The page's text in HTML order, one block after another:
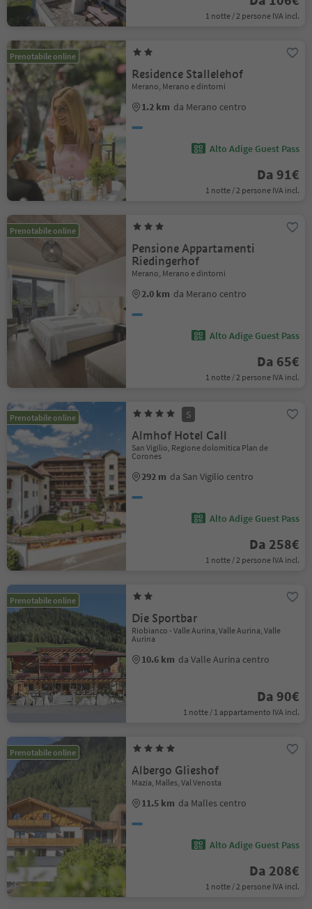
1 notte / 2 persone IVA incl.
Prenotabile online
Residence Stallelehof
Merano, Merano e dintorni
1.2 km da Merano centro
Alto Adige Guest Pass
Da 91€
1 notte / 2 persone IVA incl.
Prenotabile online
Pensione Appartamenti
Riedingerhof
Merano, Merano e dintorni
2.0 km da Merano centro
Alto Adige Guest Pass
Da 65€
1 notte / 2 persone IVA incl.
Prenotabile online S
Almhof Hotel Call
San Vigilio, Regione dolomitica Plan de
Corones
292 m da San Vigilio centro
Alto Adige Guest Pass
Da 258€
1 notte / 2 persone IVA incl.
Prenotabile online
Die Sportbar
Riobianco - Valle Aurina, Valle Aurina, Valle
Aurina
10.6 km da Valle Aurina centro
Da 90€
1 notte / 1 appartamento IVA incl.
Prenotabile online
Albergo Glieshof
Mazia, Malles, Val Venosta
11.5 km da Malles centro
Alto Adige Guest Pass
Da 208€
1 notte / 2 persone IVA incl.